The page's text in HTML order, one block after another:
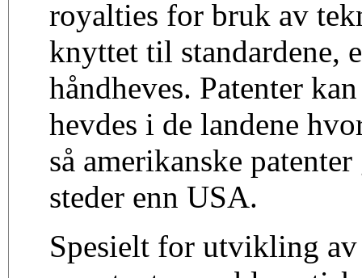
royalties for bruk av
knyttet til standardene,
håndheves. Patenter
hevdes i de landene
så amerikanske
steder enn USA.
Spesielt for utvikling